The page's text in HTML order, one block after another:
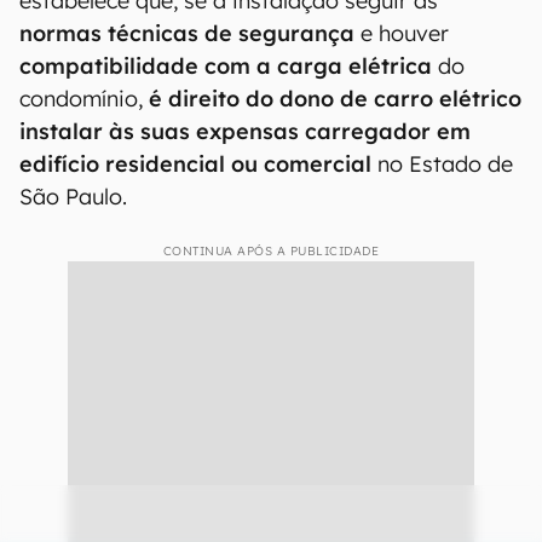
normas técnicas de segurança e houver
compatibilidade com a carga elétrica do
condomínio, é direito do dono de carro elétrico
instalar às suas expensas carregador em
edifício residencial ou comercial no Estado de
São Paulo.
CONTINUA APÓS A PUBLICIDADE